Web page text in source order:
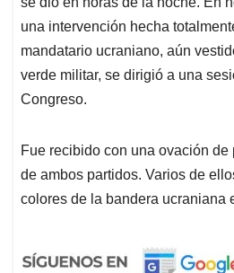
una intervención hecha
mandatario ucraniano, aún
verde militar, se dirigió a una
Congreso.
Fue recibido con una ovación
de ambos partidos. Varios de
colores de la bandera ucraniana